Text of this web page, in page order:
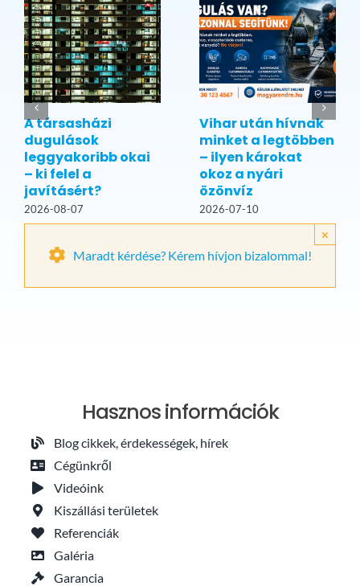
A társasházi
dugulások
leggyakoribb okai
– ki felel a
javításért?
2026-08-07
Vihar után hívnak
minket a legtöbben
– ilyen károkat
okoz a nyári
özönvíz
2026-07-10
Maradt kérdése? Kérem hívjon bizalommal!
×
Hasznos információk
Blog cikkek, érdekességek, hírek
Cégünkről
Videóink
Kiszállási területek
Referenciák
Galéria
Garancia